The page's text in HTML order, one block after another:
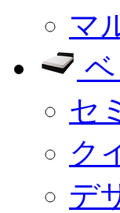
マ
セ
ク
デ